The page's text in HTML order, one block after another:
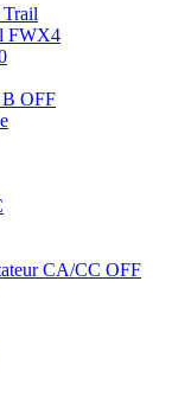
Trail
FWX4
OFF
CA/CC OFF